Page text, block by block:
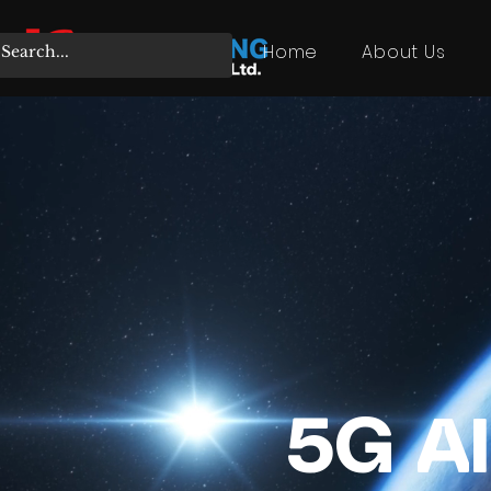
Home About Us
5G